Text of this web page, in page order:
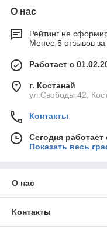
О нас
Рейтинг не
Менее 5 отзывов
Работает с
г. Костанай
ул.Свободы 42,
Контакты
Сегодня работает
Показать весь
О нас
Контакты